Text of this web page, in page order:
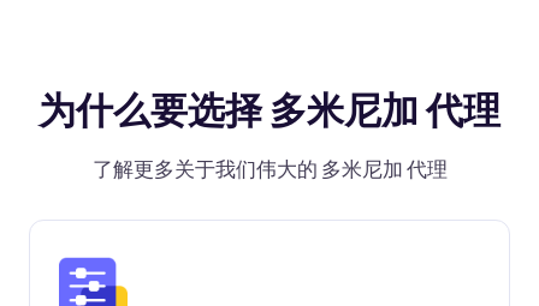
为什么要选择 多米尼加 代理
了解更多关于我们伟大的 多米尼加 代理